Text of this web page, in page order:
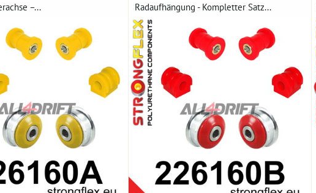
–...
Radaufhängung - Kompletter Satz...